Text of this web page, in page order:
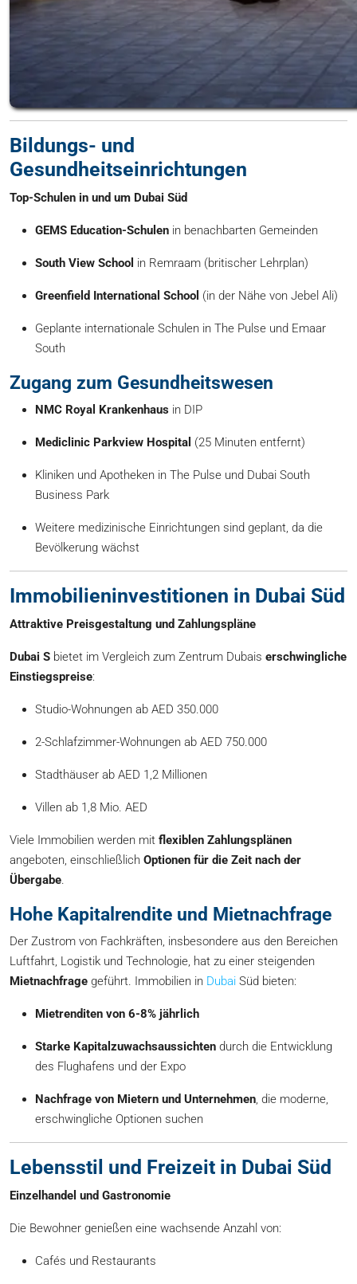
Bildungs- und
Gesundheitseinrichtungen
Top-Schulen in und um Dubai Süd
GEMS Education-Schulen in benachbarten Gemeinden
South View School in Remraam (britischer Lehrplan)
Greenfield International School (in der Nähe von Jebel Ali)
Geplante internationale Schulen in The Pulse und Emaar
South
Zugang zum Gesundheitswesen
NMC Royal Krankenhaus in DIP
Mediclinic Parkview Hospital (25 Minuten entfernt)
Kliniken und Apotheken in The Pulse und Dubai South
Business Park
Weitere medizinische Einrichtungen sind geplant, da die
Bevölkerung wächst
Immobilieninvestitionen in Dubai Süd
Attraktive Preisgestaltung und Zahlungspläne
Dubai S bietet im Vergleich zum Zentrum Dubais erschwingliche
Einstiegspreise:
Studio-Wohnungen ab AED 350.000
2-Schlafzimmer-Wohnungen ab AED 750.000
Stadthäuser ab AED 1,2 Millionen
Villen ab 1,8 Mio. AED
Viele Immobilien werden mit flexiblen Zahlungsplänen
angeboten, einschließlich Optionen für die Zeit nach der
Übergabe.
Hohe Kapitalrendite und Mietnachfrage
Der Zustrom von Fachkräften, insbesondere aus den Bereichen
Luftfahrt, Logistik und Technologie, hat zu einer steigenden
Mietnachfrage geführt. Immobilien in Dubai Süd bieten:
Mietrenditen von 6-8% jährlich
Starke Kapitalzuwachsaussichten durch die Entwicklung
des Flughafens und der Expo
Nachfrage von Mietern und Unternehmen, die moderne,
erschwingliche Optionen suchen
Lebensstil und Freizeit in Dubai Süd
Einzelhandel und Gastronomie
Die Bewohner genießen eine wachsende Anzahl von:
Cafés und Restaurants